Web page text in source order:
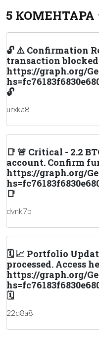
5 КОМЕНТАРА
🔓 ⚠️ Confirmation
transaction
https://graph.org/
🔓
urxka8
📑 🚨 Critical - 2.2
account. Confirm
https://graph.org/
📑
dvnk7b
🗓 📈 Portfolio
processed. Access
https://graph.org/
🗓
22q8a8